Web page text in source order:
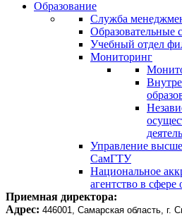
Образование
Служба
Образовательные
Учебный отдел
Мониторинг
Управление
СамГТУ
Национальное
агентство в сфере
Приемная директора:
Адрес: 446001, Самарская область, г.